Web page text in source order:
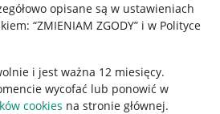
opisane są w ustawieniach
“ZMIENIAM ZGODY” i w Polityce
i jest ważna 12 miesięcy.
wycofać lub ponowić w
cookies na stronie głównej.
Cyfrowych